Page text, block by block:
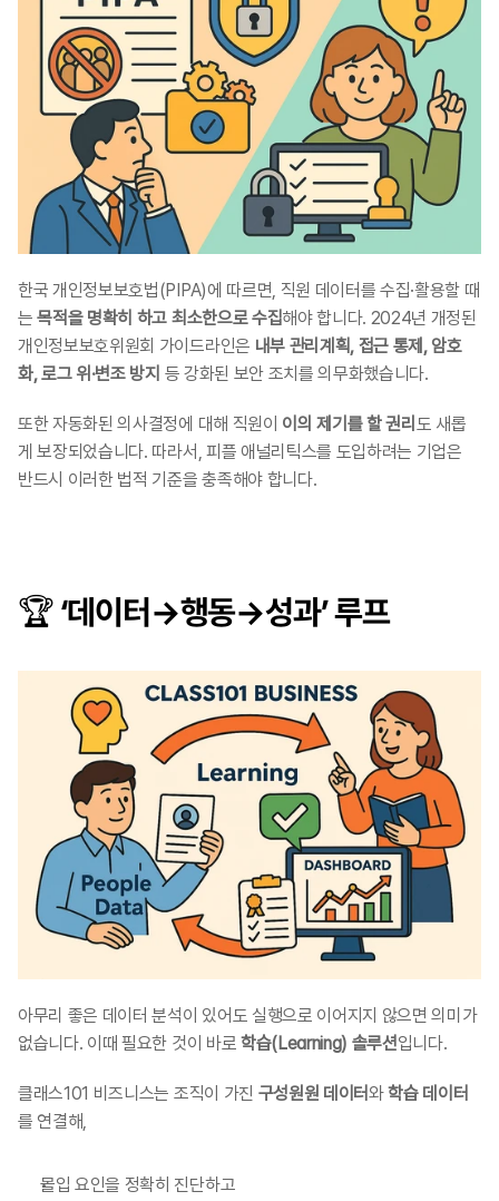
한국 개인정보보호법(PIPA)에 따르면, 직원 데이터를 수집·활용할 때
는 목적을 명확히 하고 최소한으로 수집해야 합니다. 2024년 개정된
개인정보보호위원회 가이드라인은 내부 관리계획, 접근 통제, 암호
화, 로그 위·변조 방지 등 강화된 보안 조치를 의무화했습니다.
또한 자동화된 의사결정에 대해 직원이 이의 제기를 할 권리 도 새롭
게 보장되었습니다. 따라서, 피플 애널리틱스를 도입하려는 기업은
반드시 이러한 법적 기준을 충족해야 합니다.
🏆 ‘데이터→행동→성과’ 루프
아무리 좋은 데이터 분석이 있어도 실행으로 이어지지 않으면 의미가
없습니다. 이때 필요한 것이 바로 학습(Learning) 솔루션입니다.
클래스101 비즈니스는 조직이 가진 구성원원 데이터와 학습 데이터
를 연결해,
몰입 요인을 정확히 진단하고